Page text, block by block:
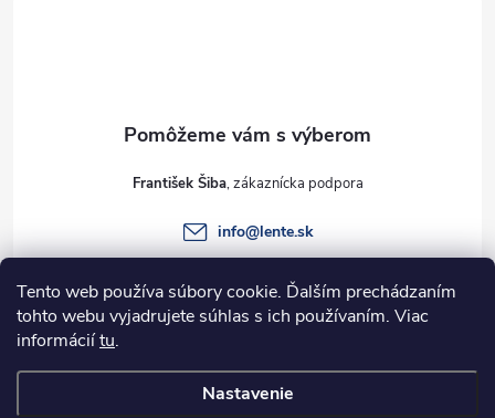
Tento web používa súbory cookie. Ďalším prechádzaním
tohto webu vyjadrujete súhlas s ich používaním. Viac
informáciítu.
Nastavenie
e
František Šiba
info@lente.sk
Informácie pre vás